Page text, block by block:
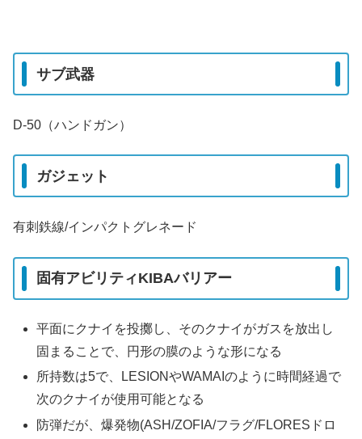
サブ武器
D-50（ハンドガン）
ガジェット
有刺鉄線/インパクトグレネード
固有アビリティKIBAバリアー
平面にクナイを投擲し、そのクナイがガスを放出し
固まることで、円形の膜のような形になる
所持数は5で、LESIONやWAMAIのように時間経過で
次のクナイが使用可能となる
防弾だが、爆発物(ASH/ZOFIA/フラグ/FLORESドロ